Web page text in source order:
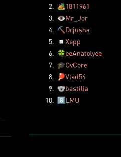
2. 🏕️1811961
3. 👁️Mr_Jor
4. ⛏️ Drjusha
5.
◽ Xepp
6. 🍀eeAnatolyee
7. 🎓OvCore
8.
🏓Vlad54
9. 🐨bastilia
10. 8️⃣LMU